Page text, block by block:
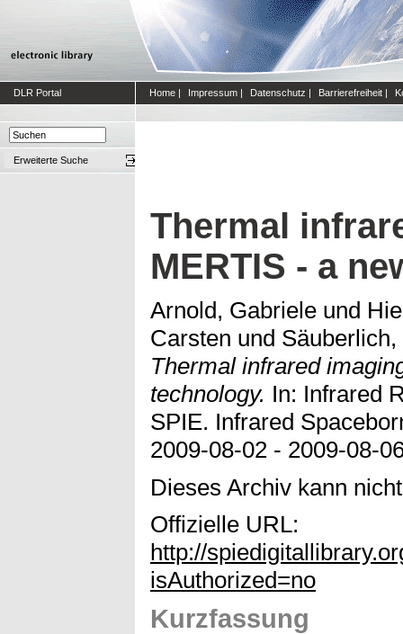
DLR Portal Home | Impressum | Datenschutz | Barrierefreiheit |
Erweiterte Suche
Thermal
MERTIS - a
Arnold, Gabriele und
Carsten und
Thermal infrared
technology. In: Infrared
SPIE. Infrared
2009-08-02 - 2009-08-
Dieses Archiv kann
Offizielle URL:
http://
isAuthorized=no
Kurzfassung